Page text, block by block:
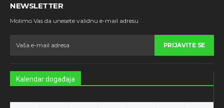
NEWSLETTER
Molimo Vas da unesete validnu e-mail adresu
PRIJAVITE SE
Kalendar događaja